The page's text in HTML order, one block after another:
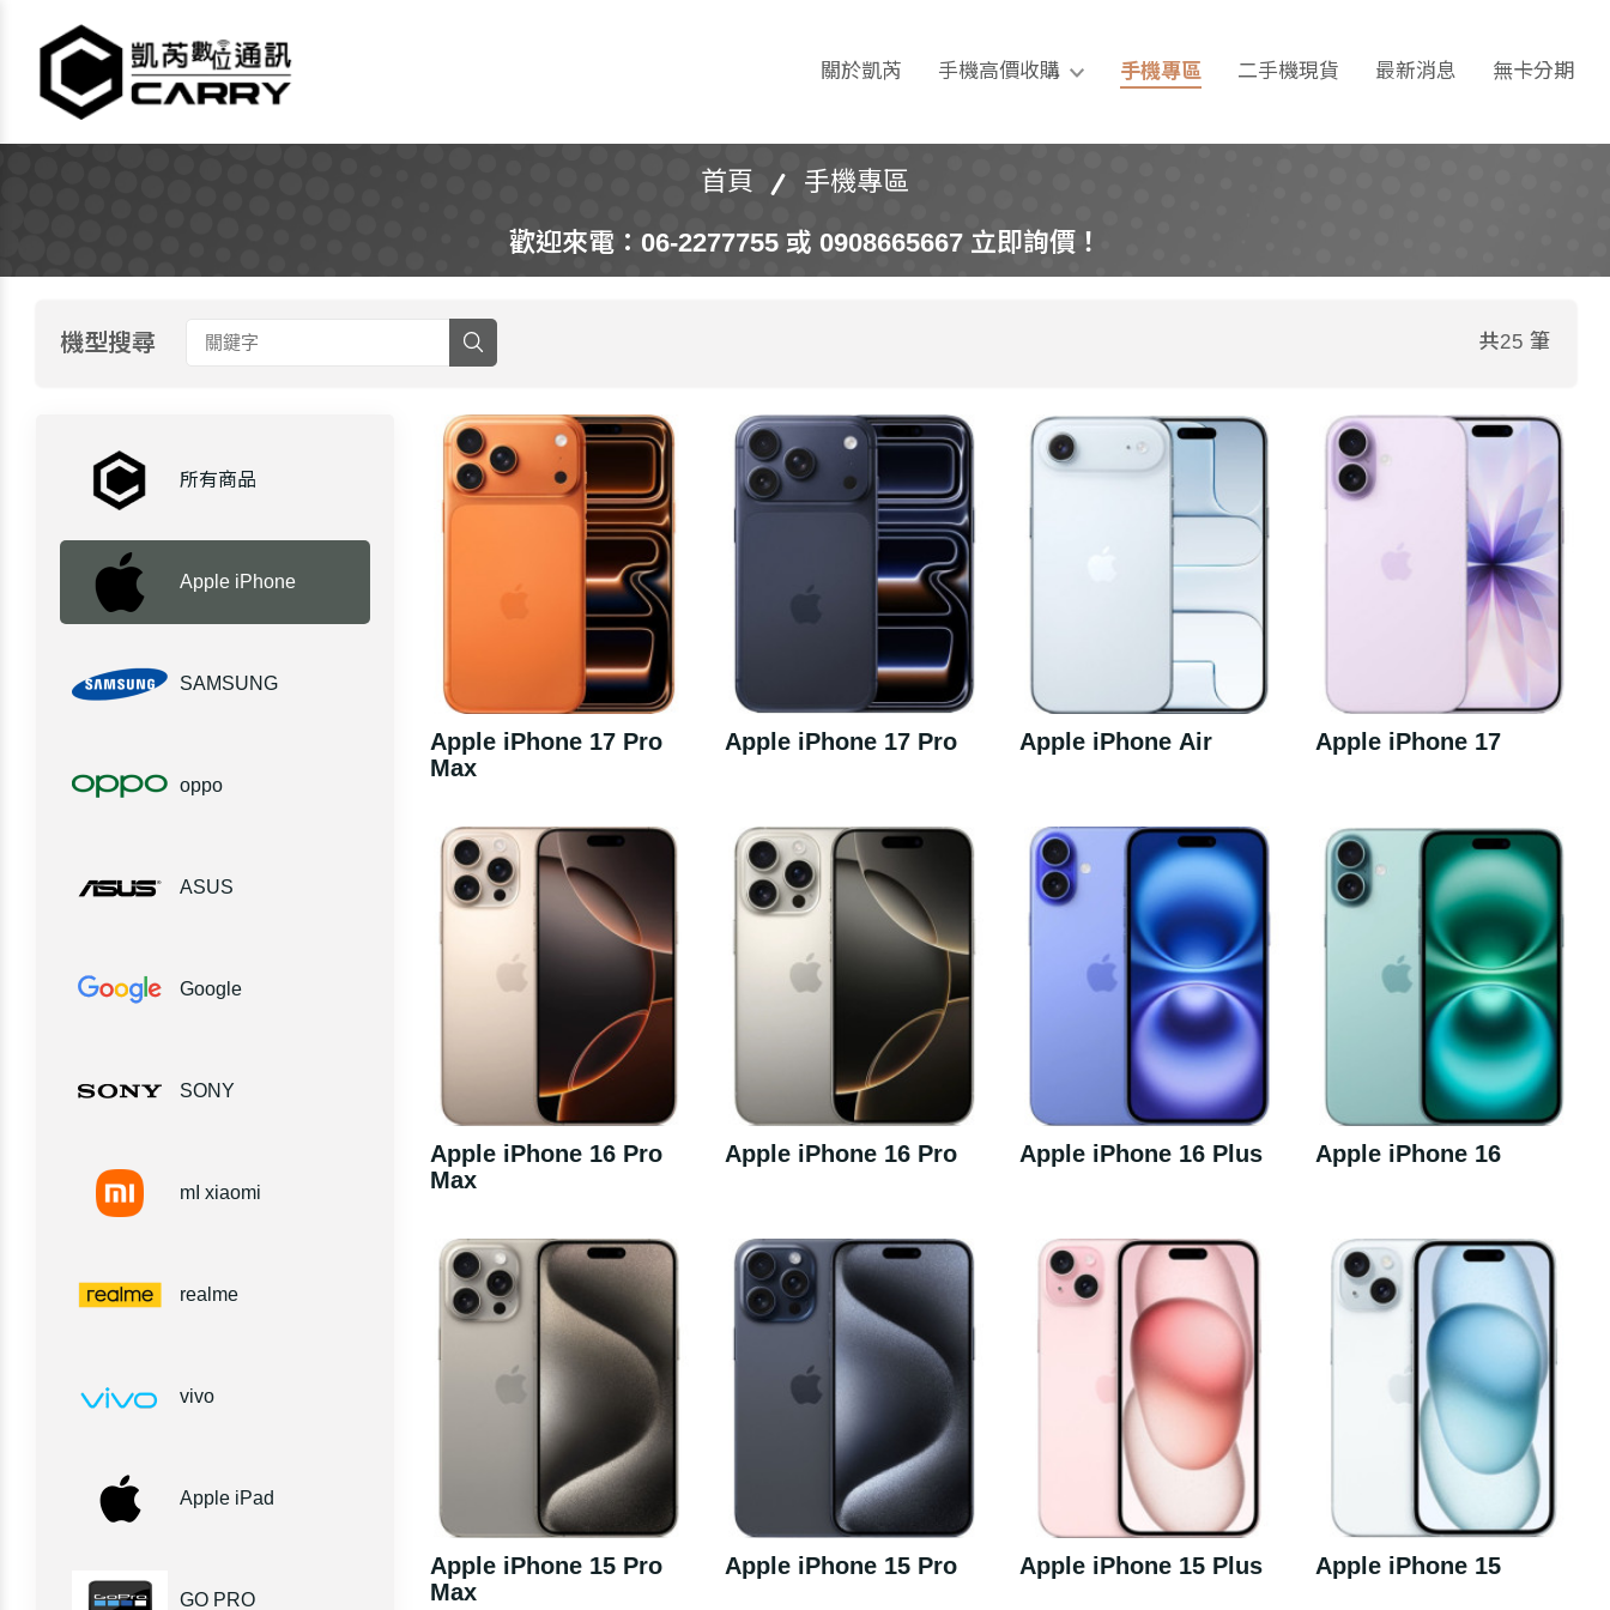
凱芮數位通訊｜iPhone 收購｜二手機買賣｜無卡分期｜手機維修｜台
關於凱芮 手機高價收購 手機專區 二手機現貨 最新消息 無卡分期
首頁 手機專區
歡迎來電：06-2277755 或 0908665667 立即詢價！
機型搜尋 共25 筆
所有商品
Apple iPhone
SAMSUNG
oppo
ASUS
Google
SONY
mI xiaomi
realme
vivo
Apple iPad
GO PRO
Apple iPhone 17 Pro
Max
Apple iPhone 17 Pro Apple iPhone Air Apple iPhone 17
Apple iPhone 16 Pro
Max
Apple iPhone 16 Pro Apple iPhone 16 Plus Apple iPhone 16
Apple iPhone 15 Pro
Max
Apple iPhone 15 Pro Apple iPhone 15 Plus Apple iPhone 15